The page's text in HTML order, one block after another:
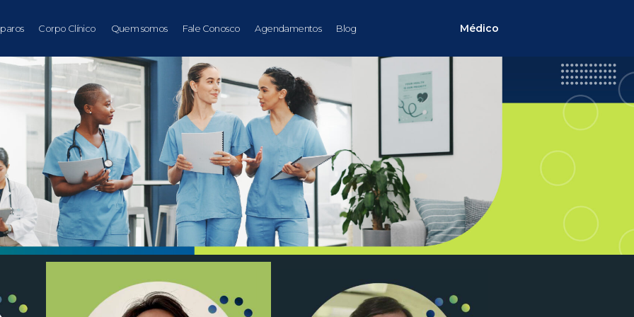
Corpo Clínico Quem somos Fale Conosco Agendamentos Blog Médico